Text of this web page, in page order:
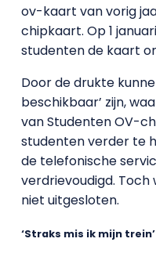
ov-kaart van vorig
chipkaart. Op 1
studenten de kaart
Door de drukte
beschikbaar’ zijn,
van Studenten OV-
studenten verder te
de telefonische
verdrievoudigd.
niet uitgesloten.
‘Straks mis ik mijn trein’